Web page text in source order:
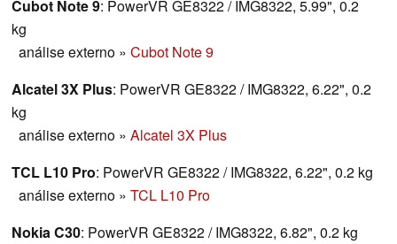
Cubot Note 9: PowerVR GE8322 / IMG8322, 5.99", 0.2
kg
análise externo » Cubot Note 9
Alcatel 3X Plus: PowerVR GE8322 / IMG8322, 6.22", 0.2
kg
análise externo » Alcatel 3X Plus
TCL L10 Pro: PowerVR GE8322 / IMG8322, 6.22", 0.2 kg
análise externo » TCL L10 Pro
Nokia C30: PowerVR GE8322 / IMG8322, 6.82", 0.2 kg